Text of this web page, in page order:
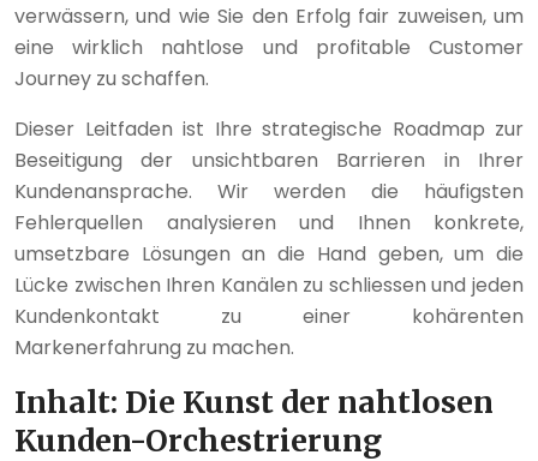
verwässern, und wie Sie den Erfolg fair zuweisen, um
eine wirklich nahtlose und profitable Customer
Journey zu schaffen.
Dieser Leitfaden ist Ihre strategische Roadmap zur
Beseitigung der unsichtbaren Barrieren in Ihrer
Kundenansprache. Wir werden die häufigsten
Fehlerquellen analysieren und Ihnen konkrete,
umsetzbare Lösungen an die Hand geben, um die
Lücke zwischen Ihren Kanälen zu schliessen und jeden
Kundenkontakt zu einer kohärenten
Markenerfahrung zu machen.
Inhalt: Die Kunst der nahtlosen
Kunden-Orchestrierung